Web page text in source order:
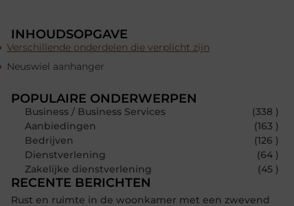
INHOUDSOPGAVE
Verschillende onderdelen die verplicht zijn
Neuswiel aanhanger
POPULAIRE ONDERWERPEN
Business / Business Services
(338 )
Aanbiedingen
(163 )
Bedrijven
(126 )
Dienstverlening
(64 )
Zakelijke dienstverlening
(45 )
RECENTE BERICHTEN
Rust en ruimte in de woonkamer met een zwevend